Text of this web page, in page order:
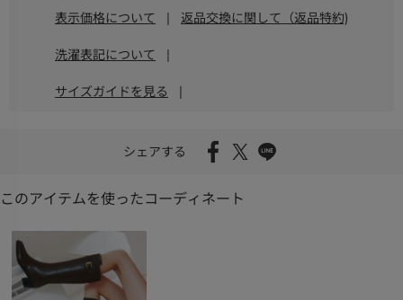
表示価格について | 返品交換に関して（返品特約)
洗濯表記について |
サイズガイドを見る |
シェアする
このアイテムを使ったコーディネート